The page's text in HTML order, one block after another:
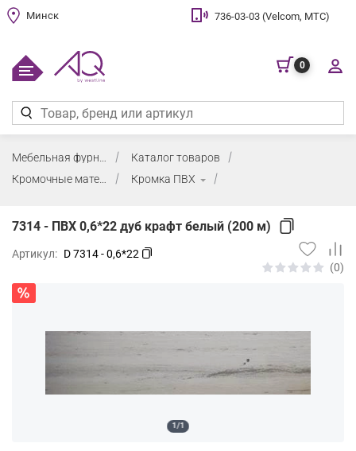
Минск 736-03-03 (Velcom, МТС)
0
Каталог товаров
Кромочные материалы и клей
Кромка ПВХ
7314 - ПВХ 0,6*22 дуб крафт белый (200 м)
Артикул: D 7314 - 0,6*22
(0)
1/1